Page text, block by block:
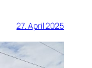
27. April 2025